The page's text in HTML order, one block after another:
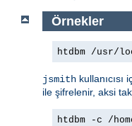
Örnekler
htdbm /usr/
jsmith
ile şifrelenir, aksi
htdbm -c /